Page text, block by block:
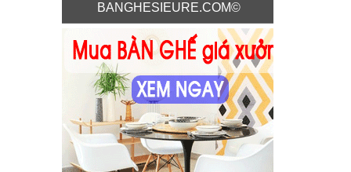
BANGHESIEURE.COM©